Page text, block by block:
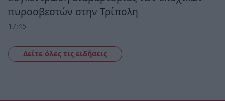
πυροσβεστών στην Τρίπολη
17:45
Δείτε όλες τις ειδήσεις